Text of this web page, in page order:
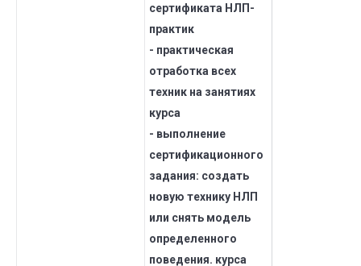
сертификата НЛП-
практик
- практическая
отработка всех
техник на занятиях
курса
- выполнение
сертификационного
задания: создать
новую технику НЛП
или снять модель
определенного
поведения. курса